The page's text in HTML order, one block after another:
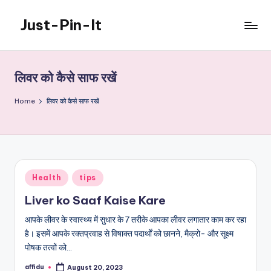
content
Just-Pin-It
लिवर को कैसे साफ रखें
Home लिवर को कैसे साफ रखें
Posted
in
Health tips
Liver ko Saaf Kaise Kare
आपके लीवर के स्वास्थ्य में सुधार के 7 तरीके आपका लीवर लगातार काम कर रहा
है। इसमें आपके रक्तप्रवाह से विषाक्त पदार्थों को छानने, मैक्रो- और सूक्ष्म
पोषक तत्वों को…
affidu August 20, 2023